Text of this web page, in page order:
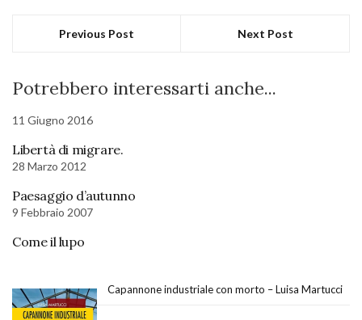
Previous Post Next Post
Potrebbero interessarti anche...
11 Giugno 2016
Libertà di migrare.
28 Marzo 2012
Paesaggio d’autunno
9 Febbraio 2007
Come il lupo
Capannone industriale con morto – Luisa Martucci